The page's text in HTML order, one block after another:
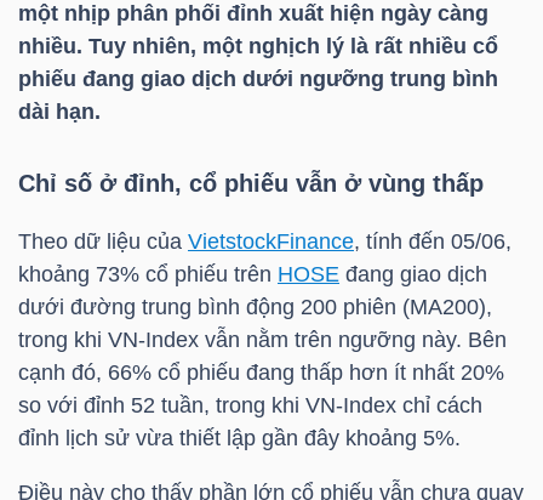
một nhịp phân phối đỉnh xuất hiện ngày càng
nhiều. Tuy nhiên, một nghịch lý là rất nhiều cổ
phiếu đang giao dịch dưới ngưỡng trung bình
dài hạn.
Chỉ số ở đỉnh, cổ phiếu vẫn ở vùng thấp
Theo dữ liệu của VietstockFinance, tính đến 05/06,
khoảng 73% cổ phiếu trên HOSE đang giao dịch
dưới đường trung bình động 200 phiên (MA200),
trong khi VN-Index vẫn nằm trên ngưỡng này. Bên
cạnh đó, 66% cổ phiếu đang thấp hơn ít nhất 20%
so với đỉnh 52 tuần, trong khi VN-Index chỉ cách
đỉnh lịch sử vừa thiết lập gần đây khoảng 5%.
Điều này cho thấy phần lớn cổ phiếu vẫn chưa quay
BẤT
ĐỘNG
SẢN
TÀI
CHÍNH
HÀNG
HÓA